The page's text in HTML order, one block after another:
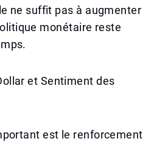
ne suffit pas à augmenter
monétaire reste
et Sentiment des
est le renforcement